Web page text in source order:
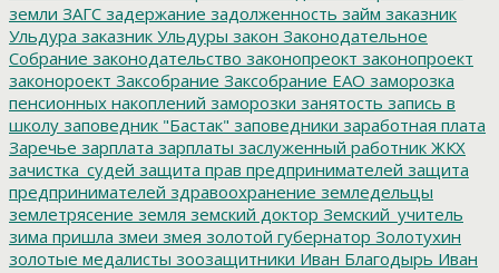
земли ЗАГС задержание задолженность займ заказник
Ульдура заказник Ульдуры закон Законодательное
Собрание законодательство законопреокт законопроект
законороект Заксобрание Заксобрание ЕАО заморозка
пенсионных накоплений заморозки занятость запись в
школу заповедник "Бастак" заповедники заработная плата
Заречье зарплата зарплаты заслуженный работник ЖКХ
зачистка_судей защита прав предпринимателей защита
предпринимателей здравоохранение земледельцы
землетрясение земля земский доктор Земский_учитель
зима пришла змеи змея золотой губернатор Золотухин
золотые медалисты зоозащитники Иван Благодырь Иван